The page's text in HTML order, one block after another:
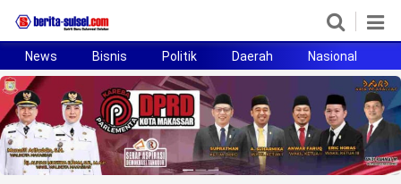
Home
News
Politik
News Bisnis Politik Daerah Nasional